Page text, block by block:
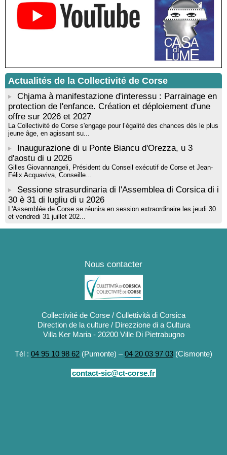
musicienne pédagogue : Ateliers d’expression sonore, vocale,
rythmique et corporelle - Mediateca territuriale di Santa Lucia di
Tallà
! Événement reporté ! Cycle de conférences peinture animé
par Alexandre Dominati - Mediateca territuriale di Santa Lucia di
Actualités de la Collectivité de Corse
Chjama à manifestazione d'interessu : Parrainage en
protection de l'enfance. Création et déploiement d'une
offre sur 2026 et 2027
La Collectivité de Corse s'engage pour l’égalité des chances dès le plus
jeune âge, en agissant su...
Inaugurazione di u Ponte Biancu d'Orezza, u 3
d'aostu di u 2026
Gilles Giovannangeli, Président du Conseil exécutif de Corse et Jean-
Félix Acquaviva, Conseille...
Sessione strasurdinaria di l'Assemblea di Corsica di i
30 è 31 di lugliu di u 2026
L'Assemblée de Corse se réunira en session extraordinaire les jeudi 30
et vendredi 31 juillet 202...
Nous contacter
Collectivité de Corse / Cullettività di Corsica
Direction de la culture / Direzzione di a Cultura
Villa Ker Maria - 20200 Ville Di Pietrabugno
Tél : 04 95 10 98 62 (Pumonte) –04 20 03 97 03 (Cismonte)
contact-sic@ct-corse.fr